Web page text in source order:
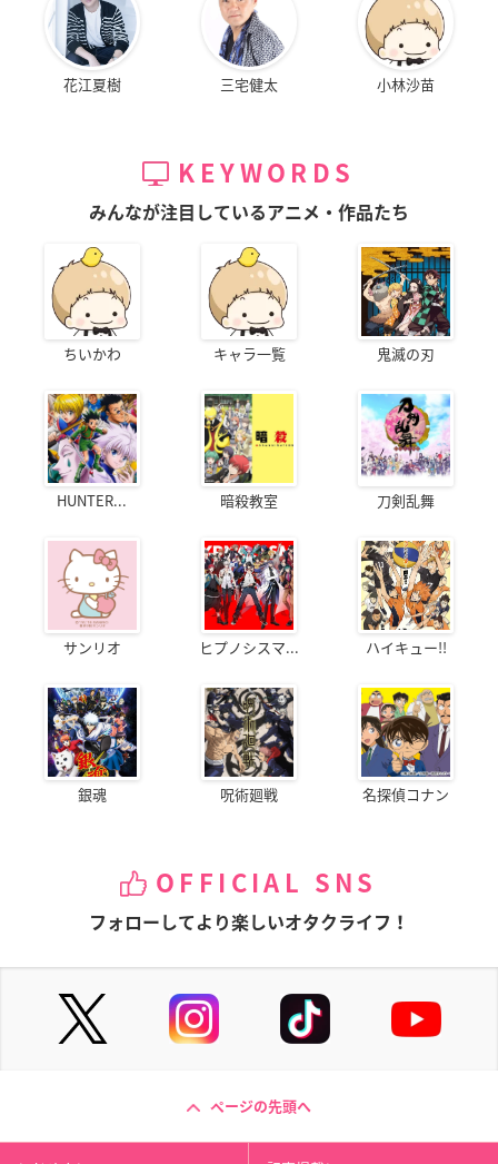
花江夏樹 三宅健太 小林沙苗
KEYWORDS
みんなが注目しているアニメ・作品たち
ちいかわ キャラ一覧 鬼滅の刃
HUNTER... 暗殺教室 刀剣乱舞
サンリオ ヒプノシスマ... ハイキュー!!
銀魂 呪術廻戦 名探偵コナン
OFFICIAL SNS
フォローしてより楽しいオタクライフ！
ページの先頭へ